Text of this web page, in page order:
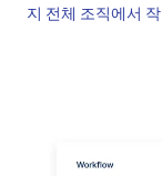
지 전체 조직에서